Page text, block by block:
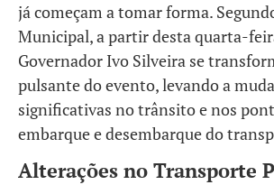
já começam a tomar forma.
Municipal, a partir desta quarta-
Governador Ivo Silveira se
pulsante do evento, levando a
significativas no trânsito e nos
embarque e desembarque do
Alterações no Transporte